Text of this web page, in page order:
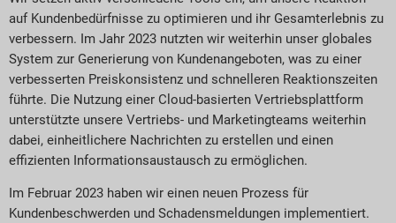
auf Kundenbedürfnisse zu optimieren und ihr Gesamterlebnis zu
verbessern. Im Jahr 2023 nutzten wir weiterhin unser globales
System zur Generierung von Kundenangeboten, was zu einer
verbesserten Preiskonsistenz und schnelleren Reaktionszeiten
führte. Die Nutzung einer Cloud-basierten Vertriebsplattform
unterstützte unsere Vertriebs- und Marketingteams weiterhin
dabei, einheitlichere Nachrichten zu erstellen und einen
effizienten Informationsaustausch zu ermöglichen.
Im Februar 2023 haben wir einen neuen Prozess für
Kundenbeschwerden und Schadensmeldungen implementiert.